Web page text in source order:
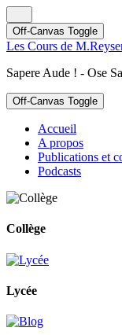
Off-Canvas Toggle
Les Cours de
Sapere Aude ! - Ose
Off-Canvas Toggle
Accueil
A propos
Publications et
Podcasts
Collège
Lycée